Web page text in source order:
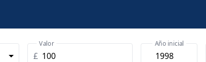
£
Valor Año inicial